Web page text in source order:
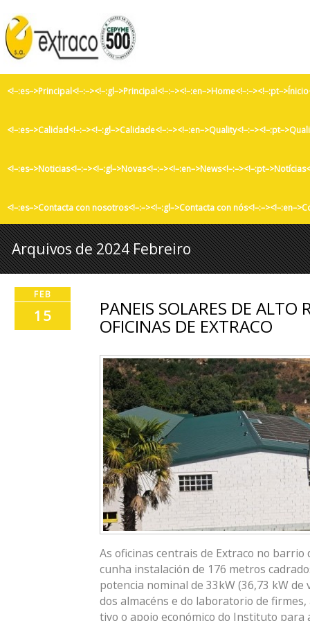
<!–:es–>Contacta con nosotros<!–:–><!–:gl–>Contacta con
Arquivos de 2024 Febreiro
FEB
15 PANEIS SOLARES DE ALTO
OFICINAS DE EXTRACO
As oficinas centrais de Extraco no barrio
cunha instalación de 176 metros
potencia nominal de 33kW (36,73 kW
dos almacéns e do laboratorio de
tivo o apoio económico do Instituto para